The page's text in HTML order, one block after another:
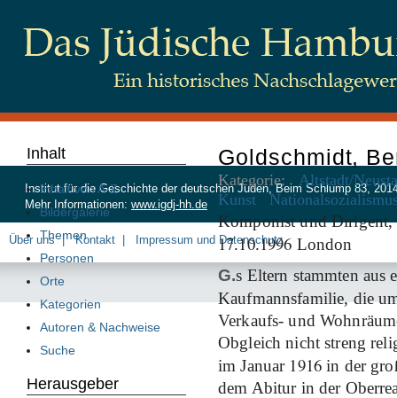
Goldschmidt,
Kategorie:
Altstadt/
Kunst
Komponist und
17.10.1996 London
G.s Eltern stammten aus
Kaufmannsfamilie, die
Verkaufs- und
Obgleich nicht streng
im Januar 1916 in der
dem Abitur in der
Inhalt
Inhalt von A-Z
Bildergalerie
Themen
Personen
Orte
Kategorien
Autoren & Nachweise
Suche
Herausgeber
Institut für die Geschichte der deutschen Juden, Beim Schlump 83,
Mehr Informationen: www.igdj-hh.de
Über uns Kontakt Impressum und Datenschutz